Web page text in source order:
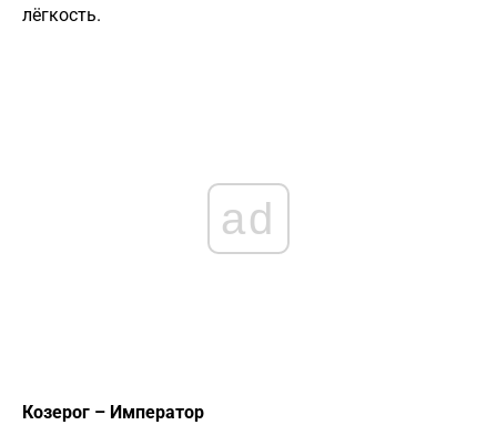
лёгкость.
ad
Козерог – Император